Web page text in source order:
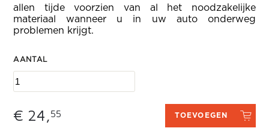
allen tijde voorzien van al het noodzakelijke
materiaal wanneer u in uw auto onderweg
problemen krijgt.
AANTAL
€ 24,55 TOEVOEGEN